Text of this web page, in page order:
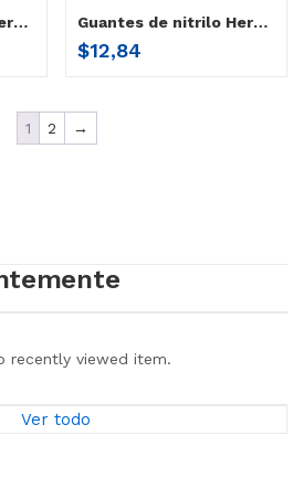
Guantes de nitrilo Herenco rosado grande Guantes de nitrilo Herenco verde pequeño
$12,84
1 2 →
recently viewed item.
Ver todo